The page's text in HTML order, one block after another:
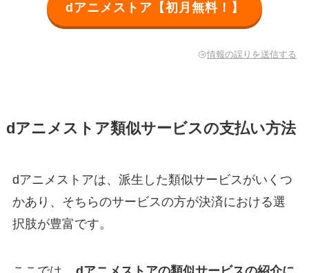
dアニメストア【初月無料！】
情報の誤りを送信する
dアニメストア類似サービスの支払い方法
dアニメストアは、派生した類似サービスがいくつ
かあり、そちらのサービスの方が決済における選
択肢が豊富です。